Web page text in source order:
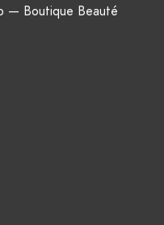
— Boutique Beauté